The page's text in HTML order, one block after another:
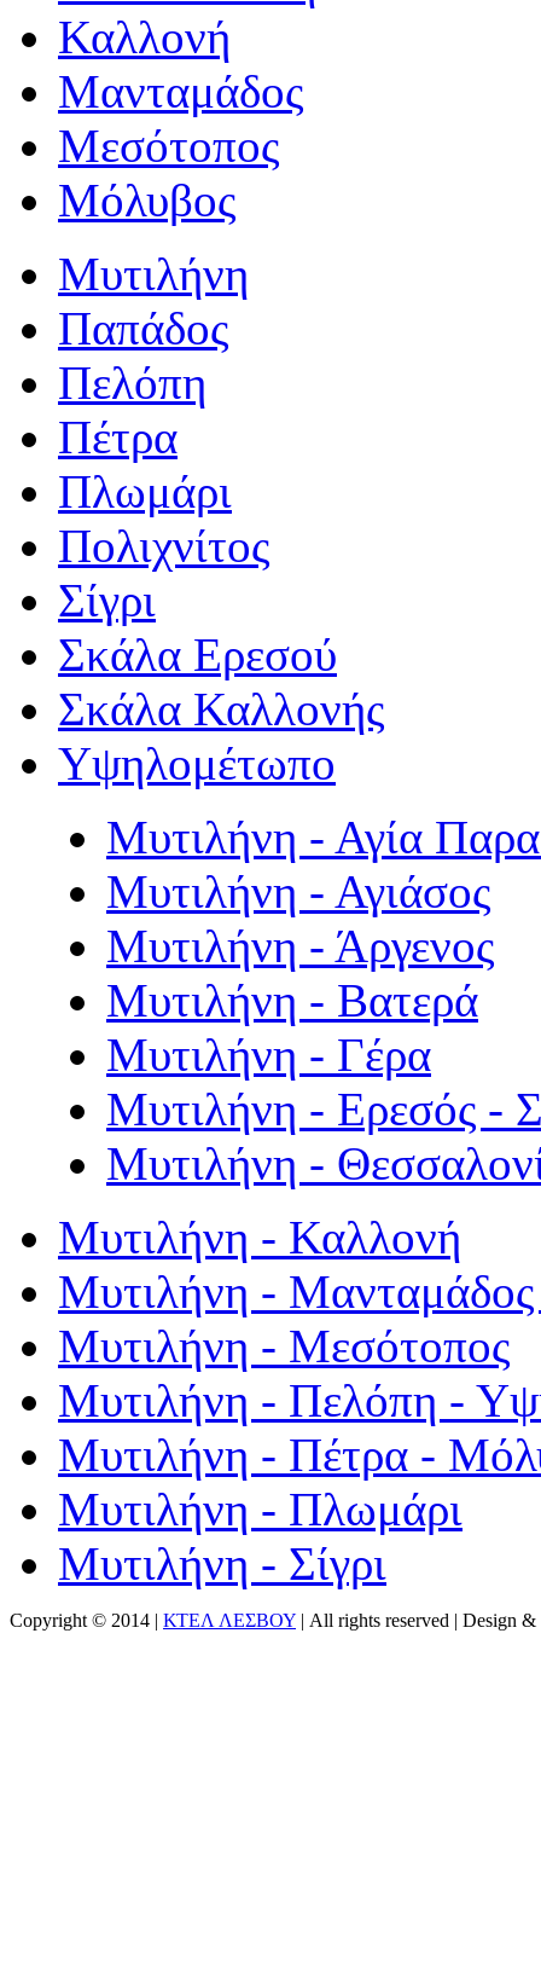
Καλλονή
Μανταμάδος
Μεσότοπος
Μόλυβος
Μυτιλήνη
Παπάδος
Πελόπη
Πέτρα
Πλωμάρι
Πολιχνίτος
Σίγρι
Σκάλα Ερεσού
Σκάλα Καλλονής
Υψηλομέτωπο
Μυτιλήνη - Αγία
Μυτιλήνη - Αγιάσος
Μυτιλήνη - Άργενος
Μυτιλήνη - Βατερά
Μυτιλήνη - Γέρα
Μυτιλήνη - Ερεσός -
Μυτιλήνη -
Μυτιλήνη - Καλλονή
Μυτιλήνη - Μανταμάδος
Μυτιλήνη - Μεσότοπος
Μυτιλήνη - Πελόπη -
Μυτιλήνη - Πέτρα -
Μυτιλήνη - Πλωμάρι
Μυτιλήνη - Σίγρι
Copyright © 2014 | ΚΤΕΛ ΛΕΣΒΟΥ | All rights reserved | Design &